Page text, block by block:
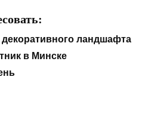
ландшафта
в Минске